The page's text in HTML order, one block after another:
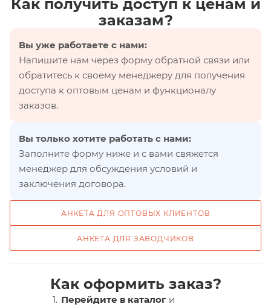
Как получить доступ к ценам и
заказам?
Вы уже работаете с нами:
Напишите нам через форму обратной связи или
обратитесь к своему менеджеру для получения
доступа к оптовым ценам и функционалу
заказов.
Вы только хотите работать с нами:
Заполните форму ниже и с вами свяжется
менеджер для обсуждения условий и
заключения договора.
АНКЕТА ДЛЯ ОПТОВЫХ КЛИЕНТОВ
АНКЕТА ДЛЯ ЗАВОДЧИКОВ
Как оформить заказ?
Перейдите в каталог и